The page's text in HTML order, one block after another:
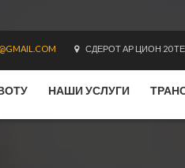
СДЕРОТ АР ЦИОН 20
НАШИ УСЛУГИ